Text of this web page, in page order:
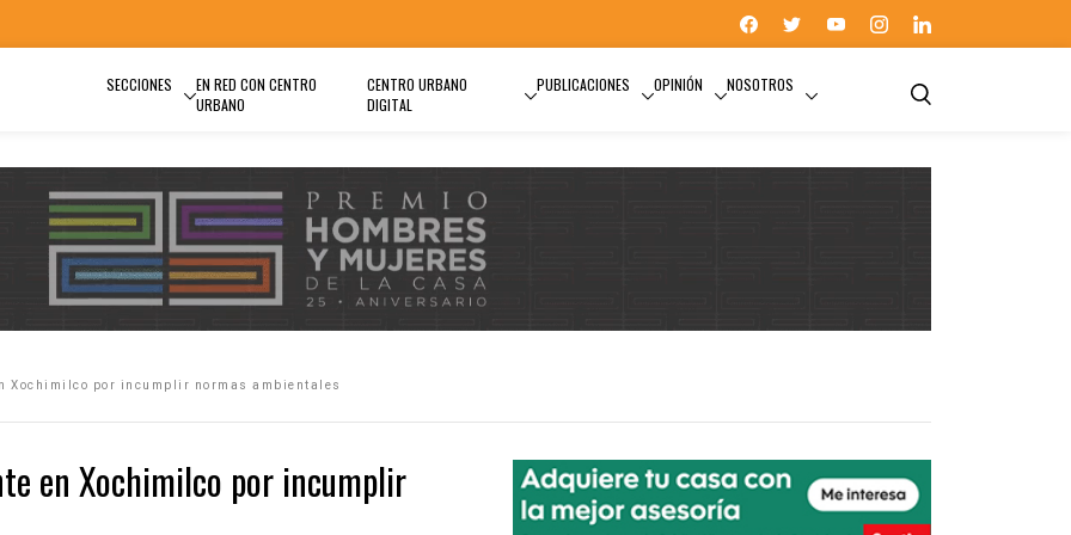
SECCIONES
EN RED CON CENTRO
URBANO
CENTRO URBANO
DIGITAL
PUBLICACIONES OPINIÓN NOSOTROS
Xochimilco por incumplir normas ambientales
en Xochimilco por incumplir